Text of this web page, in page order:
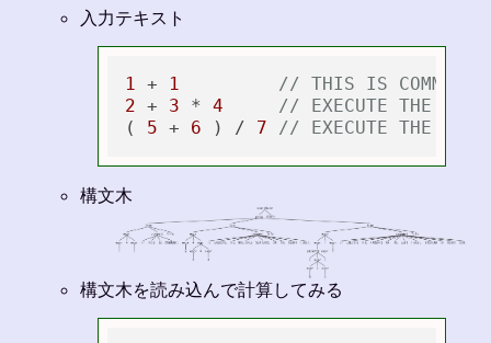
入力テキスト
1 + 1
// THIS IS COMMENT.
2 + 3 * 4
// EXECUTE THE
( 5 + 6 ) / 7 // EXECUTE THE
構文木
構文木を読み込んで計算してみる